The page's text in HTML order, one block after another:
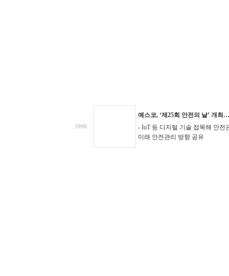
5996
예스코, ‘제25회 안전의 날’ 개최
- IoT 등 디지털 기술 접목해 안전
미래 안전관리 방향 공유